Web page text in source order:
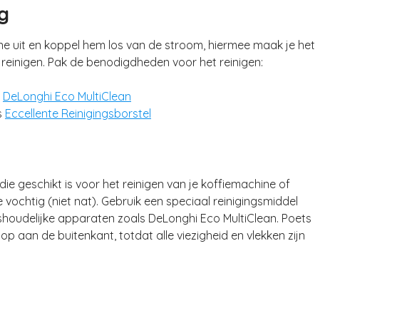
uit en koppel hem los van de stroom, hiermee maak je het
Pak de benodigdheden voor het reinigen:
DeLonghi Eco MultiClean
Eccellente Reinigingsborstel
geschikt is voor het reinigen van je koffiemachine of
(niet nat). Gebruik een speciaal reinigingsmiddel
apparaten zoals DeLonghi Eco MultiClean. Poets
aan de buitenkant, totdat alle viezigheid en vlekken zijn